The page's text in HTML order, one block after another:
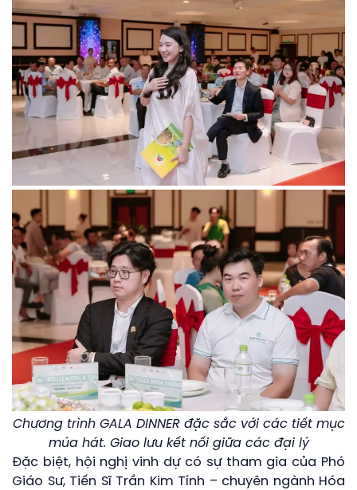
Chương trình GALA DINNER đặc sắc với các tiết mục
múa hát. Giao lưu kết nối giữa các đại lý
Đặc biệt, hội nghị vinh dự có sự tham gia của Phó
Giáo Sư, Tiến Sĩ Trần Kim Tính – chuyên ngành Hóa